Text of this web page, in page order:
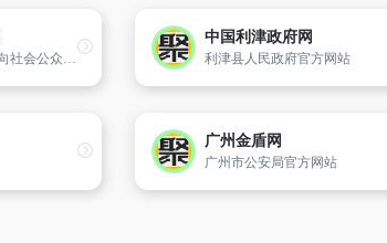
海南白沙黎族自治县人民政府网是面向社会公众提供政府服务兼具白沙县综合资讯的政府门户网。海南白沙黎族自治县人民政府网以政务公开、互动参与、走进白沙、白沙要闻、主题服务、投资服务、旅游服务为重点,整合了白沙县各级部门的信息资源为公众提供服务。
中国利津政府网
利津县人民政府官方网站
广州金盾网
广州市公安局官方网站